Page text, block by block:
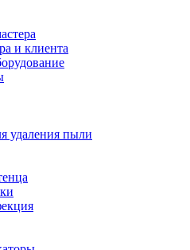
и клиента
удаления пыли